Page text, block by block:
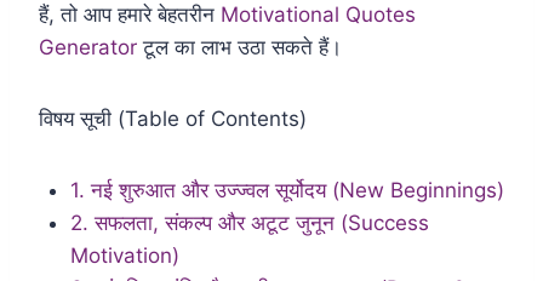
हैं, तो आप हमारे बेहतरीन Motivational Quotes
Generator टूल का लाभ उठा सकते हैं।
विषय सूची (Table of Contents)
1. नई शुरुआत और उज्ज्वल सूर्योदय (New Beginnings)
2. सफलता, संकल्प और अटूट जुनून (Success
Motivation)